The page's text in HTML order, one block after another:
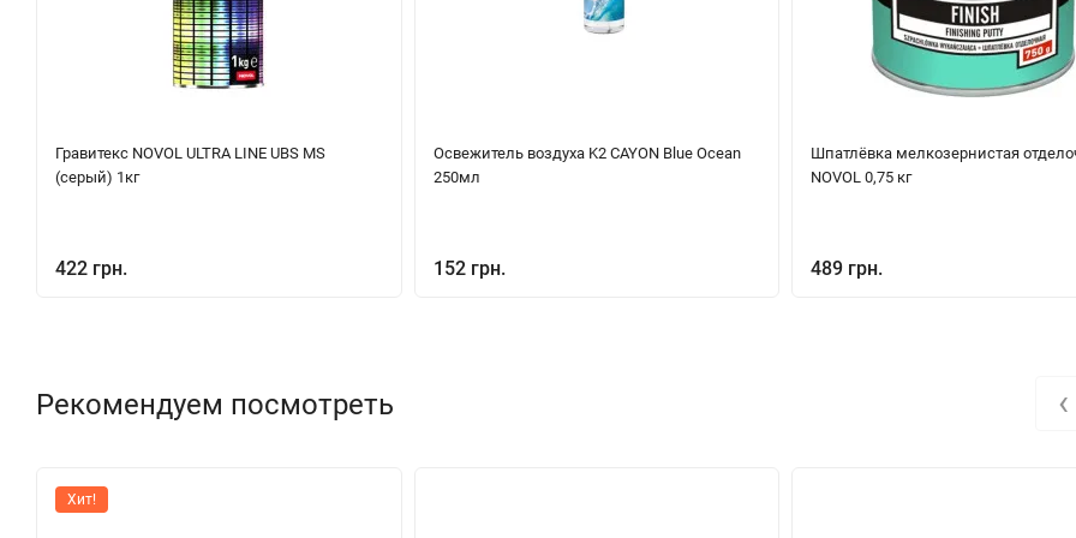
Гравитекс NOVOL ULTRA LINE UBS MS
(серый) 1кг
422 грн.
Освежитель воздуха K2 CAYON Blue Ocean
250мл
152 грн.
Шпатлёвка мелкозернистая
NOVOL 0,75 кг
489 грн.
Рекомендуем посмотреть
Хит!
‹